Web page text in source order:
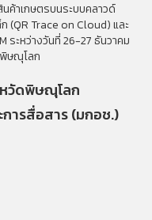
ค้าเกษตรบนระบบคลาวด์
(QR Trace on Cloud) และ
ระหว่างวันที่ 26-27 ธันวาคม
ษณุโลก
วัดพิษณุโลก
ารสื่อสาร (มกอช.)